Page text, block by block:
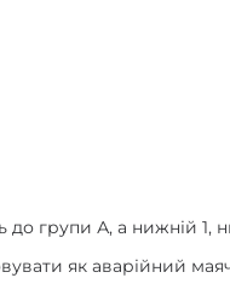
групи А, а нижній 1,
як аварійний